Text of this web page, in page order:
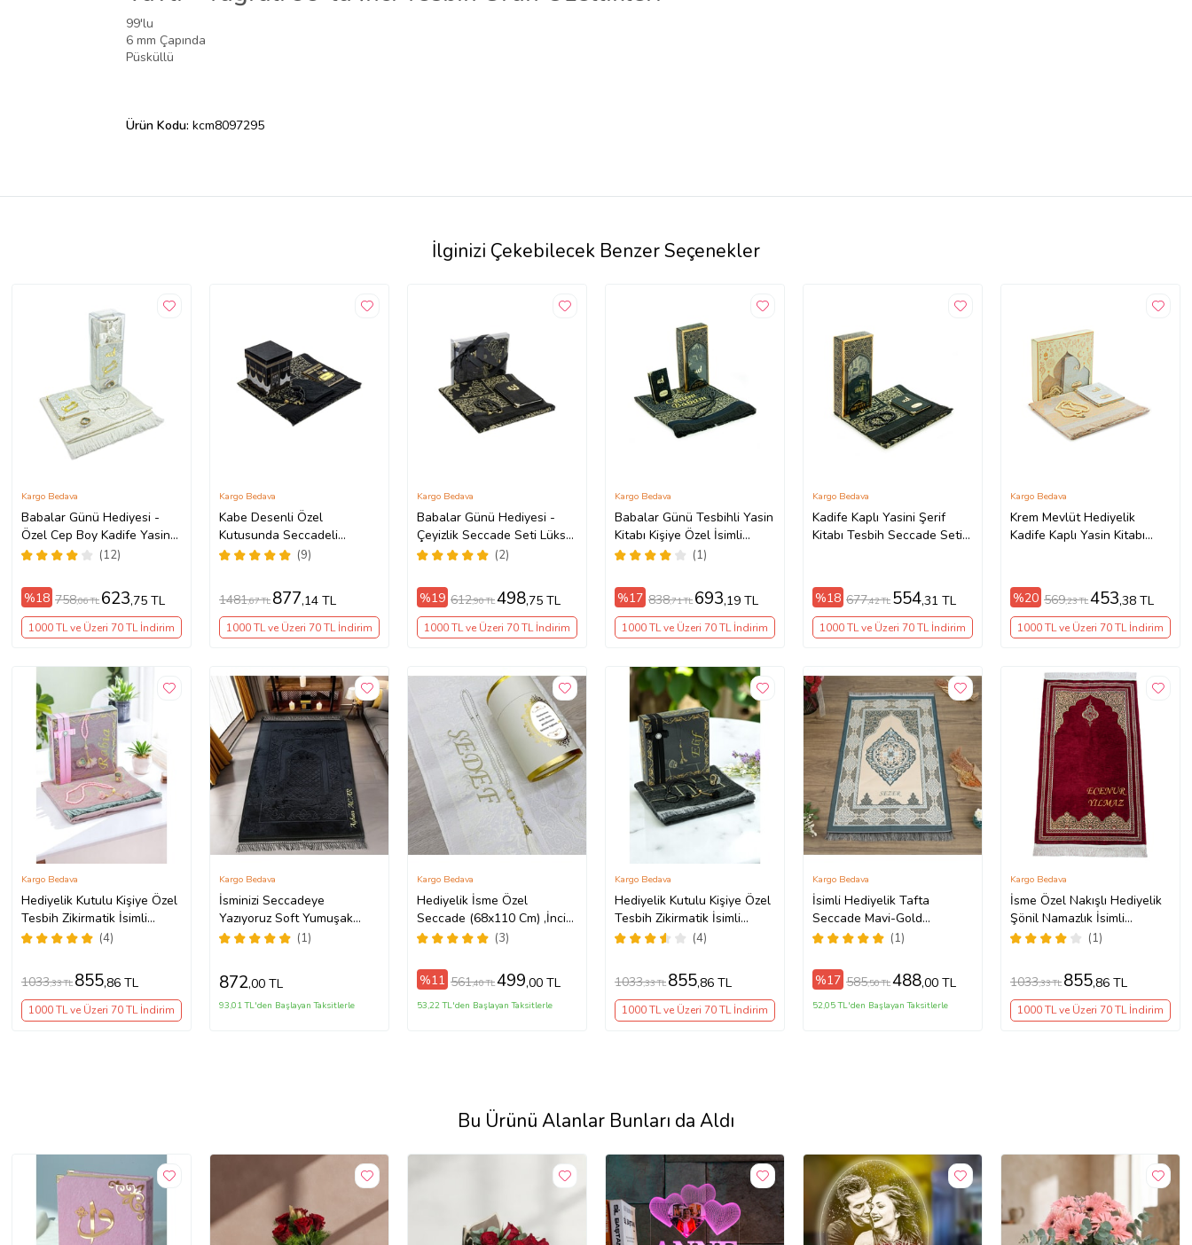
99'lu
6 mm Çapında
Püsküllü
Ürün Kodu: kcm8097295
İlginizi Çekebilecek Benzer Seçenekler
Babalar Günü Hediyesi -
Özel Cep Boy Kadife Yasin
Kitabı Seccade Kristal
Beyaz
(12)
Kargo Bedava
%18 758,06 TL 623,75 TL
1000 TL ve Üzeri 70 TL İndirim
Kabe Desenli Özel
Kutusunda Seccadeli
Hediyelik Mevlüt Seti Siyah
(9)
Kargo Bedava
1481,67 TL 877,14 TL
1000 TL ve Üzeri 70 TL İndirim
Babalar Günü Hediyesi -
Çeyizlik Seccade Seti Lüks
İbadet Seti - Siyah Renk
(2)
Kargo Bedava
%19 612,90 TL498,75 TL
1000 TL ve Üzeri 70 TL İndirim
Babalar Günü Tesbihli Yasin
Kitabı Kişiye Özel İsimli
Seccade Seti Siyah
(1)
Kargo Bedava
%17 838,71 TL 693,19 TL
1000 TL ve Üzeri 70 TL İndirim
Kadife Kaplı Yasini Şerif
Kitabı Tesbih Seccade Seti
Kargo Bedava
%18 677,42 TL 554,31 TL
1000 TL ve Üzeri 70 TL İndirim
Krem Mevlüt Hediyelik
Kadife Kaplı Yasin Kitabı
Kargo Bedava
%20 569,23 TL453,38 TL
1000 TL ve Üzeri 70 TL İndirim
Hediyelik Kutulu Kişiye Özel
Tesbih Zikirmatik İsimli
Seccade Seti Pembe
(4)
Kargo Bedava
1033,33 TL 855,86 TL
1000 TL ve Üzeri 70 TL İndirim
İsminizi Seccadeye
Yazıyoruz Soft Yumuşak
Kadife Peluş Seccade Siyah
(1)
Kargo Bedava
872,00 TL
93,01 TL'den Başlayan Taksitlerle
Hediyelik İsme Özel
Seccade (68x110 Cm) ,İnci
Tesbih , 99 lu Tesbih, Silindir
(3)
Kargo Bedava
%11 561,40 TL499,00 TL
53,22 TL'den Başlayan Taksitlerle
Hediyelik Kutulu Kişiye Özel
Tesbih Zikirmatik İsimli
Seccade Seti Siyah
(4)
Kargo Bedava
1033,33 TL 855,86 TL
1000 TL ve Üzeri 70 TL İndirim
İsimli Hediyelik Tafta
Seccade Mavi-Gold
68x110cm
(1)
Kargo Bedava
%17 585,50 TL488,00 TL
52,05 TL'den Başlayan Taksitlerle
İsme Özel Nakışlı Hediyelik
Şönil Namazlık İsimli
Seccade Bordo(1)
Kargo Bedava
1033,33 TL 855,86 TL
1000 TL ve Üzeri 70 TL İndirim
Bu Ürünü Alanlar Bunları da Aldı